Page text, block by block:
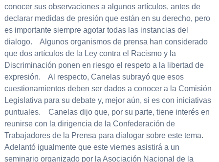
conocer sus observaciones a algunos artículos, antes de
declarar medidas de presión que están en su derecho, pero
es importante siempre agotar todas las instancias del
dialogo. Algunos organismos de prensa han considerado
que dos artículos de la Ley contra el Racismo y la
Discriminación ponen en riesgo el respeto a la libertad de
expresión. Al respecto, Canelas subrayó que esos
cuestionamientos deben ser dados a conocer a la Comisión
Legislativa para su debate y, mejor aún, si es con iniciativas
puntuales. Canelas dijo que, por su parte, tiene interés en
reunirse con la dirigencia de la Confederación de
Trabajadores de la Prensa para dialogar sobre este tema.
Adelantó igualmente que este viernes asistirá a un
seminario organizado por la Asociación Nacional de la